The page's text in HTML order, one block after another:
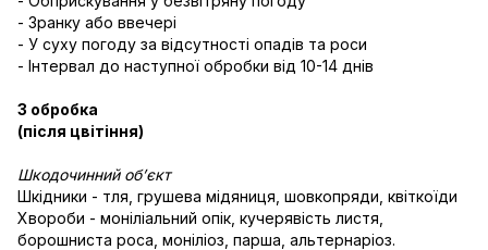
- Зранку або ввечері
- У суху погоду за відсутності опадів та роси
- Інтервал до наступної обробки від 10-14 днів
3 обробка
(після цвітіння)
Шкодочинний об’єкт
Шкідники - тля, грушева мідяниця, шовкопряди, квіткоїди
Хвороби - моніліальний опік, кучерявість листя,
борошниста роса, моніліоз, парша, альтернаріоз.